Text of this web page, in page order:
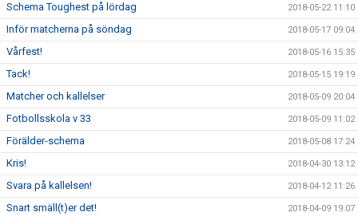
Schema Toughest på lördag 2018-05-22 11:10
Inför matcherna på söndag 2018-05-17 09:04
Vårfest! 2018-05-16 15:35
Tack! 2018-05-15 19:19
Matcher och kallelser 2018-05-09 20:04
Fotbollsskola v 33 2018-05-09 11:02
Förälder-schema 2018-05-08 17:24
Kris! 2018-04-30 13:12
Svara på kallelsen! 2018-04-12 11:26
Snart smäll(t)er det! 2018-04-09 19:07